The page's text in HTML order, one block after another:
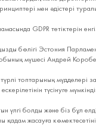
мен әдістері
GDPR тетіктерін
бөлігі Эстония
мүшесі Андрей
топтарының мүдделері
түсінуге
үлгі болды және біз бұл
қадам жасауға